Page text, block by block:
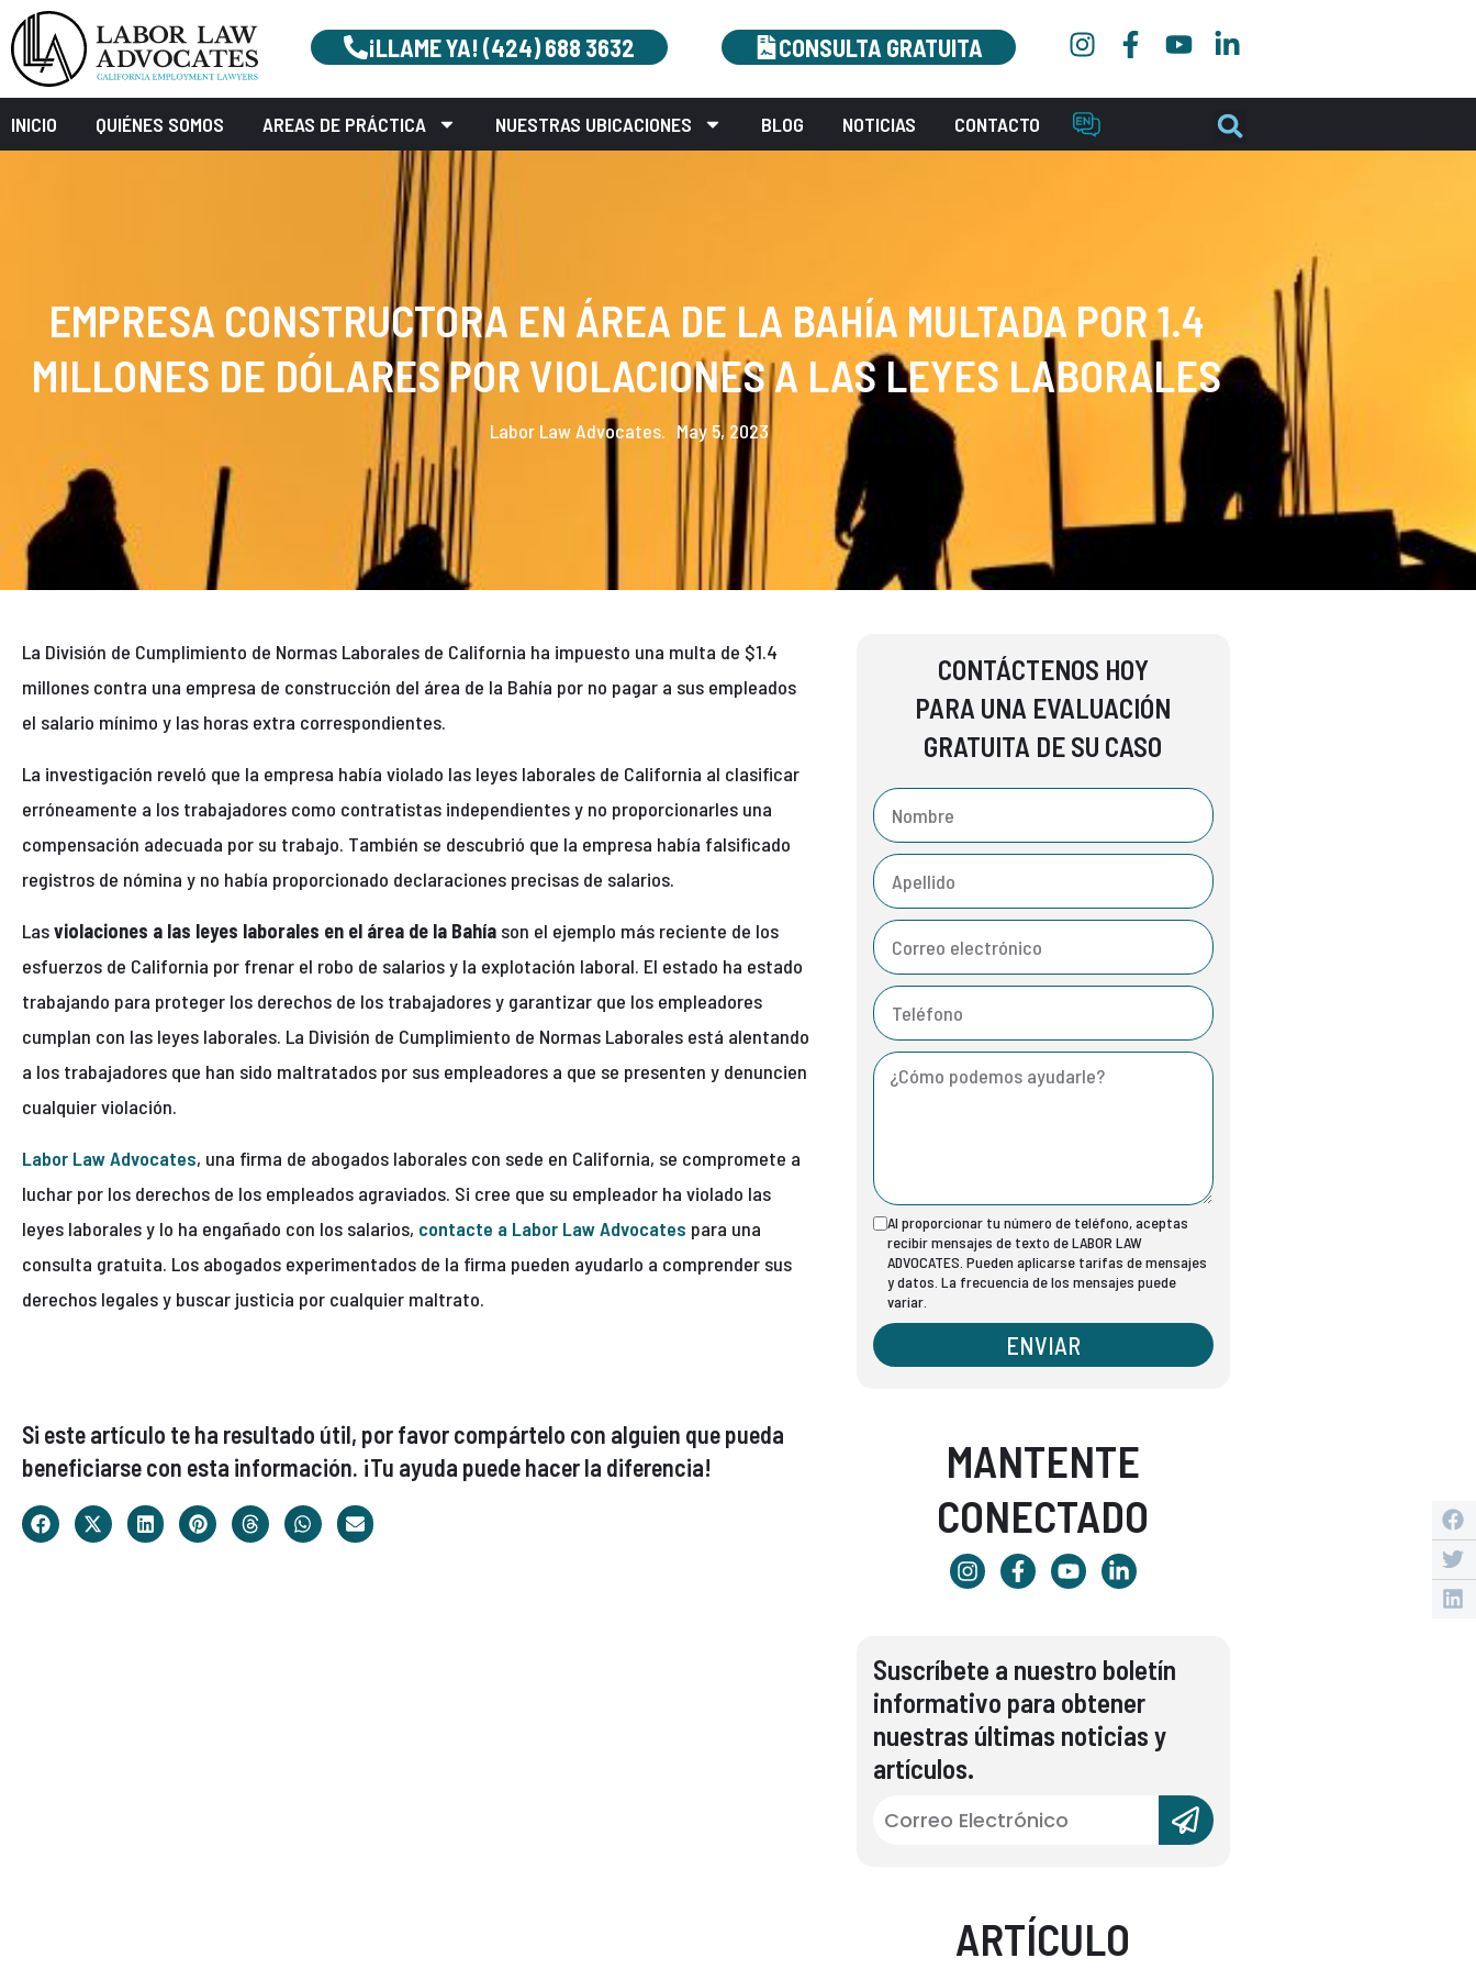
¡LLAME YA! (424) 688 3632 CONSULTA GRATUITA
INICIO QUIÉNES SOMOS AREAS DE PRÁCTICA NUESTRAS UBICACIONES BLOG NOTICIAS CONTACTO
EMPRESA CONSTRUCTORA EN ÁREA DE LA BAHÍA MULTADA POR 1.4
MILLONES DE DÓLARES POR VIOLACIONES A LAS LEYES LABORALES
Labor Law Advocates. May 5, 2023
La División de Cumplimiento de Normas Laborales de California ha impuesto una multa de $1.4
millones contra una empresa de construcción del área de la Bahía por no pagar a sus empleados
el salario mínimo y las horas extra correspondientes.
La investigación reveló que la empresa había violado las leyes laborales de California al clasificar
erróneamente a los trabajadores como contratistas independientes y no proporcionarles una
compensación adecuada por su trabajo. También se descubrió que la empresa había falsificado
registros de nómina y no había proporcionado declaraciones precisas de salarios.
Lasviolaciones a las leyes laborales en el área de la Bahía son el ejemplo más reciente de los
esfuerzos de California por frenar el robo de salarios y la explotación laboral. El estado ha estado
trabajando para proteger los derechos de los trabajadores y garantizar que los empleadores
cumplan con las leyes laborales. La División de Cumplimiento de Normas Laborales está alentando
a los trabajadores que han sido maltratados por sus empleadores a que se presenten y denuncien
cualquier violación.
Labor Law Advocates, una firma de abogados laborales con sede en California, se compromete a
luchar por los derechos de los empleados agraviados. Si cree que su empleador ha violado las
leyes laborales y lo ha engañado con los salarios, contacte a Labor Law Advocates para una
consulta gratuita. Los abogados experimentados de la firma pueden ayudarlo a comprender sus
derechos legales y buscar justicia por cualquier maltrato.
Si este artículo te ha resultado útil, por favor compártelo con alguien que pueda
beneficiarse con esta información. ¡Tu ayuda puede hacer la diferencia!
CONTÁCTENOS HOY
PARA UNA EVALUACIÓN
GRATUITA DE SU CASO
Al proporcionar tu número de teléfono, aceptas
recibir mensajes de texto de LABOR LAW
ADVOCATES. Pueden aplicarse tarifas de mensajes
y datos. La frecuencia de los mensajes puede
variar.
ENVIAR
MANTENTE
CONECTADO
Suscríbete a nuestro boletín
informativo para obtener
nuestras últimas noticias y
artículos.
ARTÍCULO